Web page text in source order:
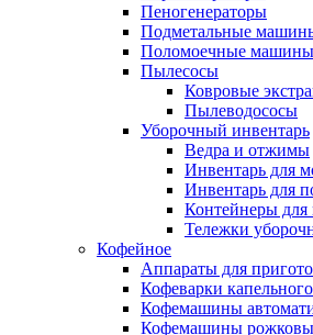
Пеногенераторы
Подметальные
Поломоечные машины
Пылесосы
Ковровые
Пылеводососы
Уборочный инвентарь
Ведра и отжимы
Инвентарь для
Инвентарь для
Контейнеры для
Тележки
Кофейное
Аппараты для
Кофеварки
Кофемашины
Кофемашины